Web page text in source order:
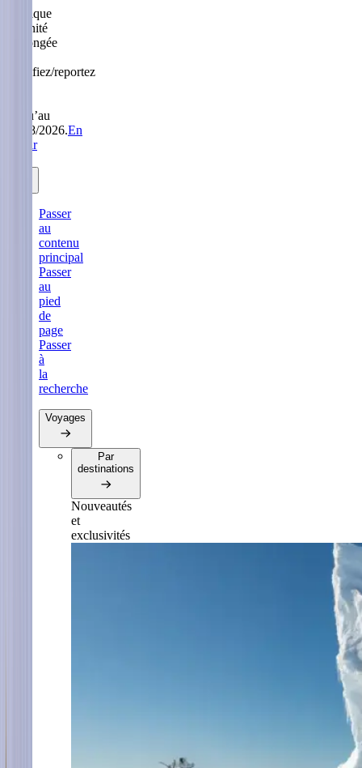
Politique
Sérénité
prolongée
modifiez/reportez
jusqu’au
31/08/2026.En
savoir
Passer
au
contenu
principal
Passer
au
pied
de
page
Passer
à
la
recherche
Voyages
Par
destinations
Nouveautés
et
exclusivités